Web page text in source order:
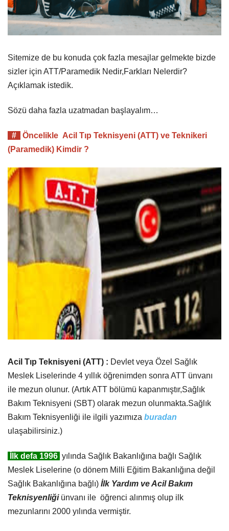
Sitemize de bu konuda çok fazla mesajlar gelmekte bizde
sizler için ATT/Paramedik Nedir,Farkları Nelerdir?
Açıklamak istedik.
Sözü daha fazla uzatmadan başlayalım…
#
Öncelikle Acil Tıp Teknisyeni (ATT) ve Teknikeri
(Paramedik) Kimdir ?
​Acil Tıp Teknisyeni (ATT) : Devlet veya Özel Sağlık
Meslek Liselerinde 4 yıllık öğrenimden sonra ATT ünvanı
ile mezun olunur. (Artık ATT bölümü kapanmıştır,Sağlık
Bakım Teknisyeni (SBT) olarak mezun olunmakta.Sağlık
Bakım Teknisyenliği ile ilgili yazımıza buradan
ulaşabilirsiniz.)
İlk defa 1996 yılında Sağlık Bakanlığına bağlı Sağlık
Meslek Liselerine (o dönem Milli Eğitim Bakanlığına değil
Sağlık Bakanlığına bağlı) İlk Yardım ve Acil Bakım
Teknisyenliğiünvanı ile öğrenci alınmış olup ilk
mezunlarını 2000 yılında vermiştir.